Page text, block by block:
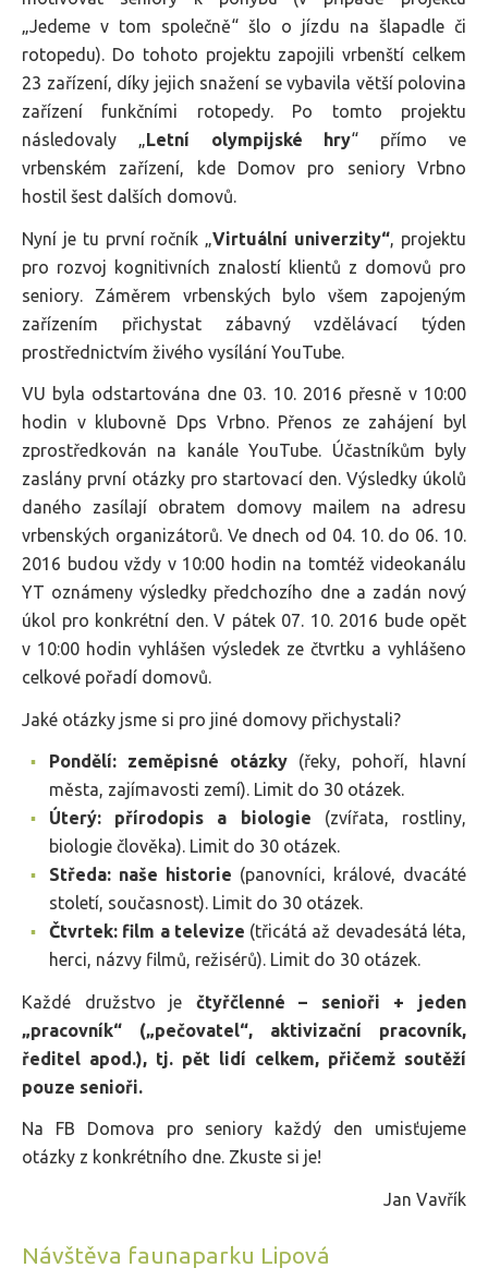
„Jedeme v tom společně“ šlo o jízdu na šlapadle či
rotopedu). Do tohoto projektu zapojili vrbenští celkem
23 zařízení, díky jejich snažení se vybavila větší polovina
zařízení funkčními rotopedy. Po tomto projektu
následovaly „Letní olympijské hry“ přímo ve
vrbenském zařízení, kde Domov pro seniory Vrbno
hostil šest dalších domovů.
Nyní je tu první ročník „Virtuální univerzity“ , projektu
pro rozvoj kognitivních znalostí klientů z domovů pro
seniory. Záměrem vrbenských bylo všem zapojeným
zařízením přichystat zábavný vzdělávací týden
prostřednictvím živého vysílání YouTube.
VU byla odstartována dne 03. 10. 2016 přesně v 10:00
hodin v klubovně Dps Vrbno. Přenos ze zahájení byl
zprostředkován na kanále YouTube. Účastníkům byly
zaslány první otázky pro startovací den. Výsledky úkolů
daného zasílají obratem domovy mailem na adresu
vrbenských organizátorů. Ve dnech od 04. 10. do 06. 10.
2016 budou vždy v 10:00 hodin na tomtéž videokanálu
YT oznámeny výsledky předchozího dne a zadán nový
úkol pro konkrétní den. V pátek 07. 10. 2016 bude opět
v 10:00 hodin vyhlášen výsledek ze čtvrtku a vyhlášeno
celkové pořadí domovů.
Jaké otázky jsme si pro jiné domovy přichystali?
Pondělí: zeměpisné otázky (řeky, pohoří, hlavní
města, zajímavosti zemí). Limit do 30 otázek.
Úterý: přírodopis a biologie (zvířata, rostliny,
biologie člověka). Limit do 30 otázek.
Středa: naše historie (panovníci, králové, dvacáté
století, současnost). Limit do 30 otázek.
Čtvrtek: film a televize (třicátá až devadesátá léta,
herci, názvy filmů, režisérů). Limit do 30 otázek.
Každé družstvo je čtyřčlenné – senioři + jeden
„pracovník“ („pečovatel“, aktivizační pracovník,
ředitel apod.), tj. pět lidí celkem, přičemž soutěží
pouze senioři.
Na FB Domova pro seniory každý den umisťujeme
otázky z konkrétního dne. Zkuste si je!
Jan Vavřík
Návštěva faunaparku Lipová